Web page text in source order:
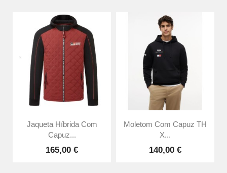
Jaqueta Híbrida Com
Capuz...
165,00 €
Moletom Com Capuz TH
X...
140,00 €